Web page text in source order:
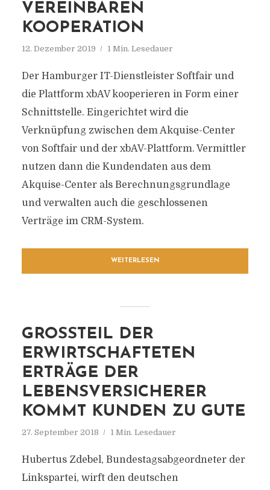
VEREINBAREN
KOOPERATION
12. Dezember 2019 1 Min. Lesedauer
Der Hamburger IT-Dienstleister Softfair und
die Plattform xbAV kooperieren in Form einer
Schnittstelle. Eingerichtet wird die
Verknüpfung zwischen dem Akquise-Center
von Softfair und der xbAV-Plattform. Vermittler
nutzen dann die Kundendaten aus dem
Akquise-Center als Berechnungsgrundlage
und verwalten auch die geschlossenen
Verträge im CRM-System.
WEITERLESEN
GROSSTEIL DER E
RWIRTSCHAFTETEN E
RTRÄGE DER L
EBENSVERSICHERER K
OMMT KUNDEN ZU GUTE
27. September 2018 1 Min. Lesedauer
Hubertus Zdebel, Bundestagsabgeordneter der
Linkspartei, wirft den deutschen